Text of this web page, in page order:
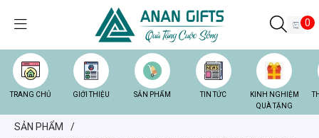
0
TRANG CHỦ GIỚI THIỆU SẢN PHẨM TIN TỨC
KINH NGHIỆM
QUÀ TẶNG
SẢN PHẨM
/